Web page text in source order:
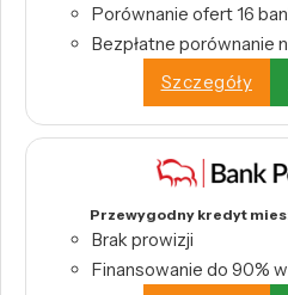
Porównanie ofert 16
Bezpłatne porównanie
Szczegóły
Przewygodny kredyt
Brak prowizji
Finansowanie do 90%